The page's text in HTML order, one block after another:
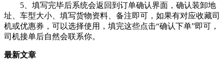
5、填写完毕后系统会返回到订单确认界面，确认装卸地
址、车型大小、填写货物资料、备注即可，如果有对应收藏司
机或优惠券，可以选择使用，填完这些点击“确认下单”即可，
司机接单后自然会联系你。
最新文章